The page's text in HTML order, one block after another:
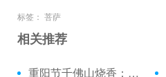
标签： 菩萨
相关推荐
重阳节千佛山烧香：孕妇能闻烧香的味道吗